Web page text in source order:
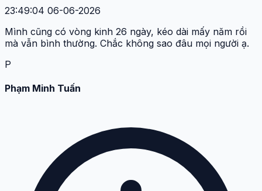
23:49:04 06-06-2026
Mình cũng có vòng kinh 26 ngày, kéo dài mấy năm rồi
mà vẫn bình thường. Chắc không sao đâu mọi người ạ.
P
Phạm Minh Tuấn